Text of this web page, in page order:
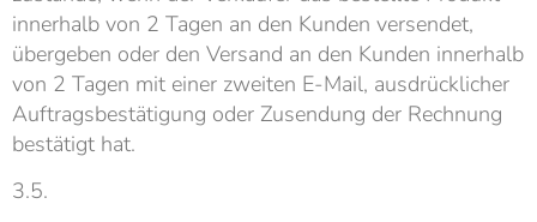
innerhalb von 2 Tagen an den Kunden versendet,
übergeben oder den Versand an den Kunden innerhalb
von 2 Tagen mit einer zweiten E-Mail, ausdrücklicher
Auftragsbestätigung oder Zusendung der Rechnung
bestätigt hat.
3.5.